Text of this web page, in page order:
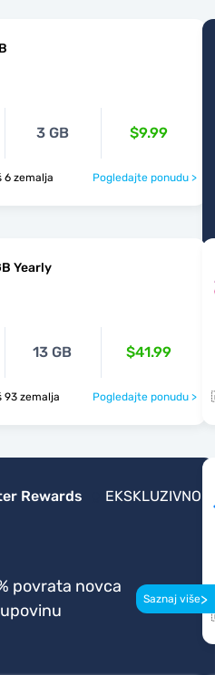
3 GB $9.99
i još 6 zemalja Pogledajte ponudu >
Yearly
13 GB $41.99
i još 93 zemalja Pogledajte ponudu >
Rewards EKSKLUZIVNO
povrata novca
Saznaj više>